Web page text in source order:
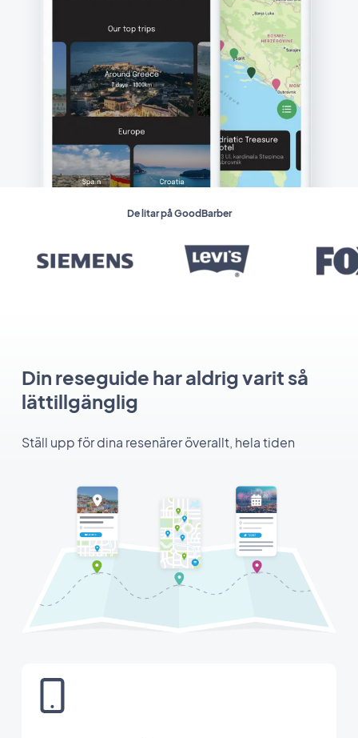
De litar på GoodBarber
Din reseguide har aldrig varit så
lättillgänglig
Ställ upp för dina resenärer överallt, hela tiden